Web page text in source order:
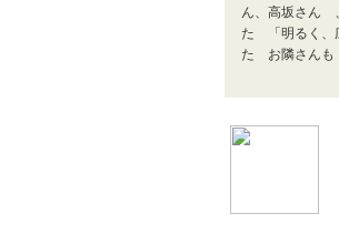
ん、高坂さん
た 「明るく、
た お隣さんも